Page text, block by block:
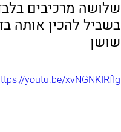
שלושה מרכיבים
בשביל להכין אותה
שושן
youtu.be/xvNGNKIRfIg